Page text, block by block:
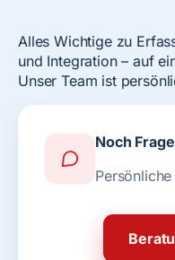
Alles Wichtige zu
und Integration – auf
Unser Team ist
Noch